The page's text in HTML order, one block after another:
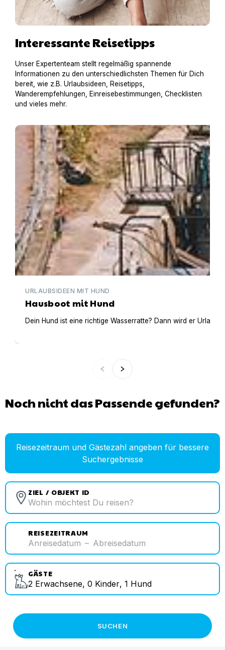
Interessante Reisetipps
Unser Expertenteam stellt regelmäßig spannende
Informationen zu den unterschiedlichsten Themen für Dich
bereit, wie z.B. Urlaubsideen, Reisetipps,
Wanderempfehlungen, Einreisebestimmungen, Checklisten
und vieles mehr.
Hausboot mit Hund
URLAUBSIDEEN MIT HUND
Hausboot mit Hund
Dein Hund ist eine richtige Wasserratte? Dann wird er
Noch nicht das Passende gefunden?
Reisezeitraum und Gästezahl angeben für bessere
Suchergebnisse
ZIEL / OBJEKT ID
REISEZEITRAUM
Anreisedatum – Abreisedatum
GÄSTE
2 Erwachsene, 0 Kinder, 1 Hund
SUCHEN